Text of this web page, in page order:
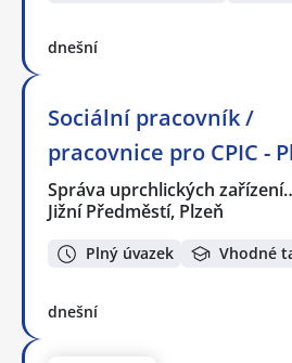
dnešní
Sociální pracovník /
pracovnice pro CPIC -
Správa uprchlických
Jižní Předměstí, Plzeň
Plný úvazek Vhodné
dnešní